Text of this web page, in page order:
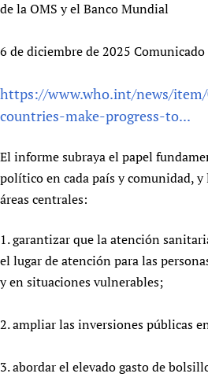
Newborn Care
de la OMS y el Banco Mundial
6 de diciembre de 2025 Comunicado
https://www.who.int/news/
countries-make-progress-to...
El informe subraya el papel
político en cada país y comunidad, y
áreas centrales:
1. garantizar que la atención
el lugar de atención para las
y en situaciones vulnerables;
2. ampliar las inversiones públicas
3. abordar el elevado gasto de